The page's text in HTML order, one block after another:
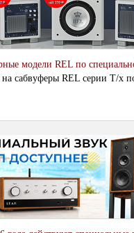
модели REL по
на сабвуферы REL серии T/x